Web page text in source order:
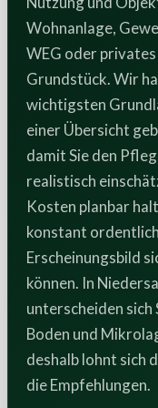
Wohnanlage,
WEG oder privates
Grundstück. Wir
wichtigsten
einer Übersicht
damit Sie den
realistisch
Kosten planbar
konstant
Erscheinungsbild
können. In
unterscheiden
Boden und
deshalb lohnt sich
die Empfehlungen.